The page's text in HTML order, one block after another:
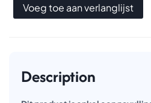
Voeg toe aan verlanglijst
Description